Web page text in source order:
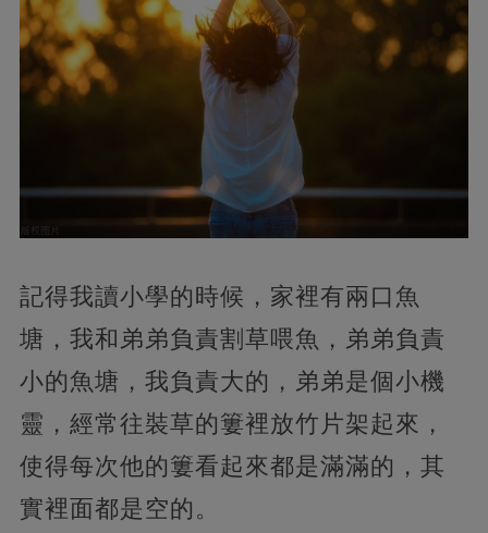
記得我讀小學的時候，家裡有兩口魚
塘，我和弟弟負責割草喂魚，弟弟負責
小的魚塘，我負責大的，弟弟是個小機
靈，經常往裝草的簍裡放竹片架起來，
使得每次他的簍看起來都是滿滿的，其
實裡面都是空的。